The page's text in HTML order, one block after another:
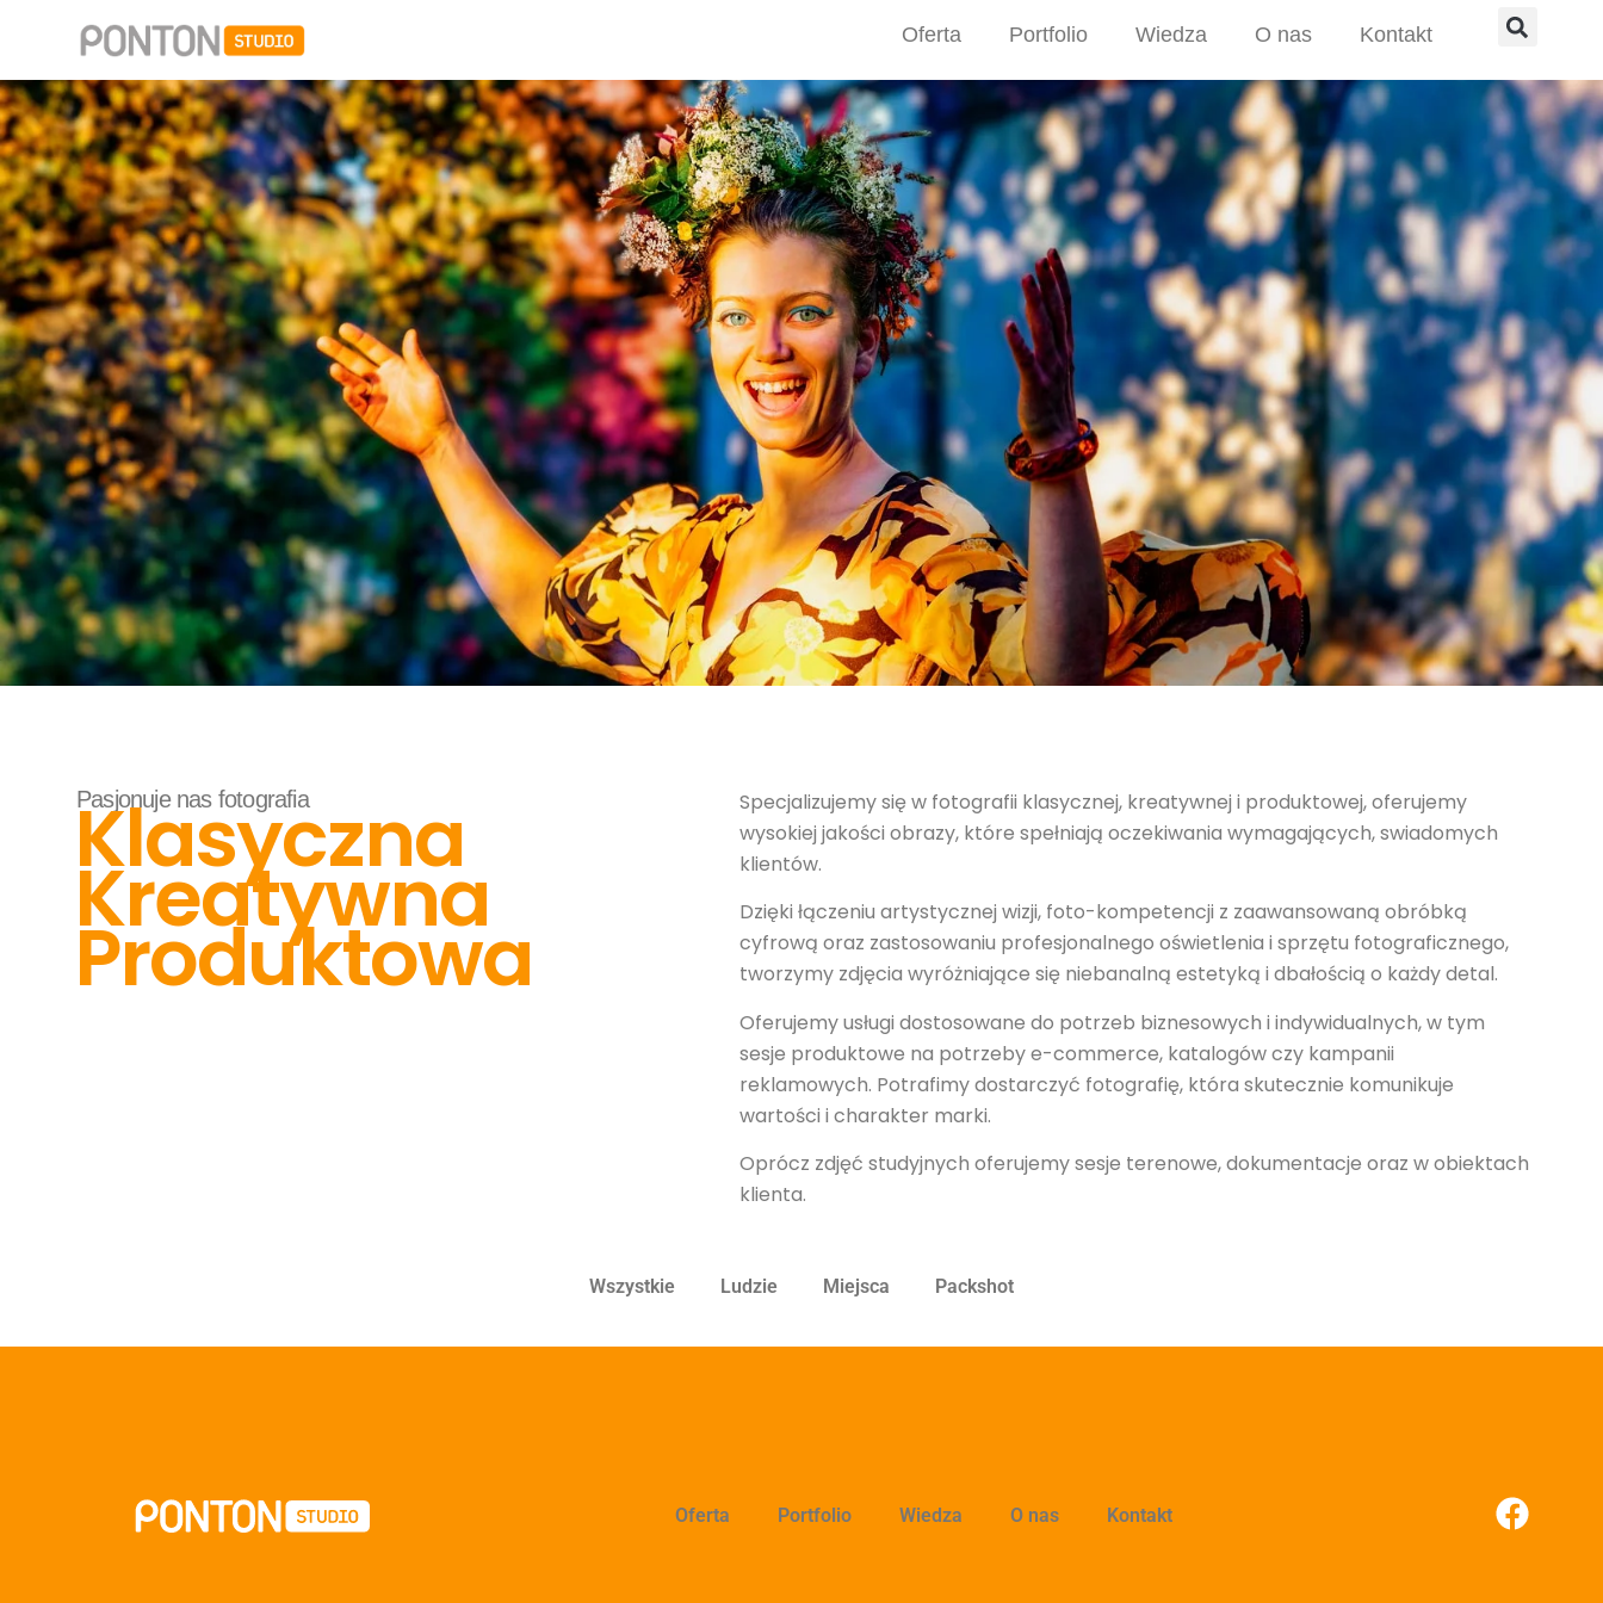
Oferta Portfolio Wiedza O nas Kontakt
Fotografia
Pasjonuje nas fotografia
Klasyczna
Kreatywna
Produktowa
Specjalizujemy się w fotografii klasycznej, kreatywnej i produktowej, oferujemy
wysokiej jakości obrazy, które spełniają oczekiwania wymagających, swiadomych
klientów.
Dzięki łączeniu artystycznej wizji, foto-kompetencji z zaawansowaną obróbką
cyfrową oraz zastosowaniu profesjonalnego oświetlenia i sprzętu fotograficznego,
tworzymy zdjęcia wyróżniające się niebanalną estetyką i dbałością o każdy detal.
Oferujemy usługi dostosowane do potrzeb biznesowych i indywidualnych, w tym
sesje produktowe na potrzeby e-commerce, katalogów czy kampanii
reklamowych. Potrafimy dostarczyć fotografię, która skutecznie komunikuje
wartości i charakter marki.
Oprócz zdjęć studyjnych oferujemy sesje terenowe, dokumentacje oraz w obiektach
klienta.
Wszystkie Ludzie Miejsca Packshot
Oferta Portfolio Wiedza O nas Kontakt